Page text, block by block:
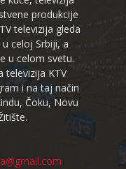
produkcije
televizija gleda
celoj Srbiji, a
u celom svetu.
televizija KTV
i na taj način
Čoku, Novu